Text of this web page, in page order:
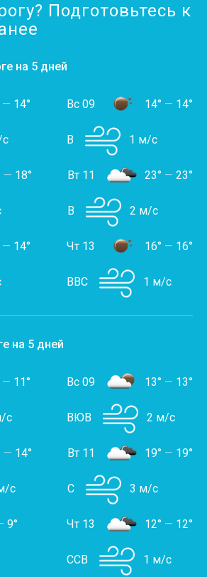
Подготовьтесь к
на 5 дней
— 14° Вс 09 14° — 14°
В 1 м/с
— 18° Вт 11 23° — 23°
В 2 м/с
— 14° Чт 13 16° — 16°
ВВС 1 м/с
на 5 дней
— 11°
с
Вс 09 13° — 13°
ВЮВ 2 м/с
— 14°
с
Вт 11 19° — 19°
С 3 м/с
9° Чт 13 12° — 12°
ССВ 1 м/с